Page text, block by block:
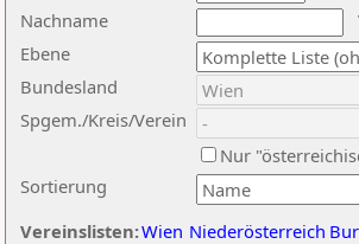
Nachname
Ebene
Sortierung
Bundesland
Spgem./Kreis/Verein
Nur
Vereinslisten:Wien Niederösterreich